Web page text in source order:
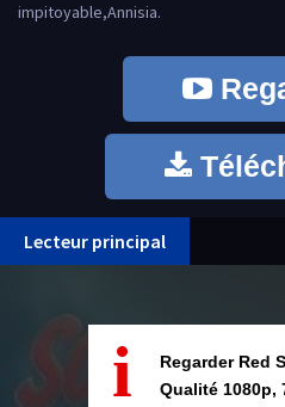
impitoyable,Annisia.
Lecteur principal
i
Regarder Red
Qualité 1080p,